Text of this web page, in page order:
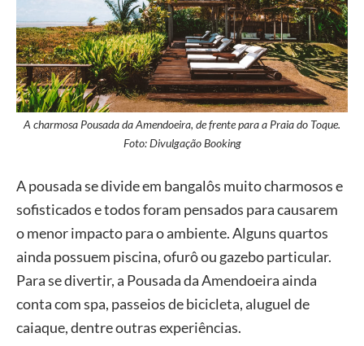
A charmosa Pousada da Amendoeira, de frente para a Praia do Toque.
Foto: Divulgação Booking
A pousada se divide em bangalôs muito charmosos e
sofisticados e todos foram pensados para causarem
o menor impacto para o ambiente. Alguns quartos
ainda possuem piscina, ofurô ou gazebo particular.
Para se divertir, a Pousada da Amendoeira ainda
conta com spa, passeios de bicicleta, aluguel de
caiaque, dentre outras experiências.